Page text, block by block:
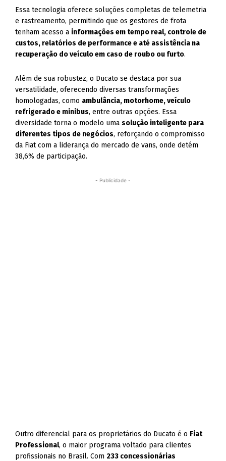
Essa tecnologia oferece soluções completas de telemetria
e rastreamento, permitindo que os gestores de frota
tenham acesso a informações em tempo real, controle de
custos, relatórios de performance e até assistência na
recuperação do veículo em caso de roubo ou furto.
Além de sua robustez, o Ducato se destaca por sua
versatilidade, oferecendo diversas transformações
homologadas, como ambulância, motorhome, veículo
refrigerado e minibus, entre outras opções. Essa
diversidade torna o modelo umasolução inteligente para
diferentes tipos de negócios, reforçando o compromisso
da Fiat com a liderança do mercado de vans, onde detém
38,6% de participação.
- Publicidade -
Outro diferencial para os proprietários do Ducato é o Fiat
Professional, o maior programa voltado para clientes
profissionais no Brasil. Com233 concessionárias